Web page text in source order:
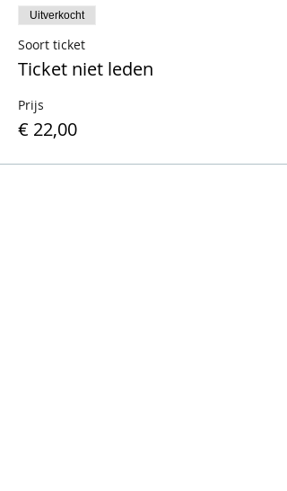
Uitverkocht
Soort ticket
Ticket niet leden
Prijs
€ 22,00